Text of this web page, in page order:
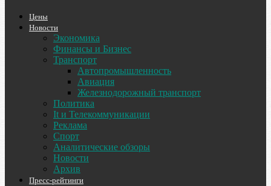
Цены
Новости
Экономика
Финансы и Бизнес
Транспорт
Автопромышленность
Авиация
Железнодорожный транспорт
Политика
It и Телекоммуникации
Реклама
Спорт
Аналитические обзоры
Новости
Архив
Пресс-рейтинги